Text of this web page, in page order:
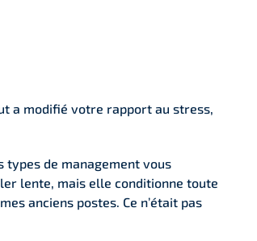
a modifié votre rapport au stress,
types de management vous
lente, mais elle conditionne toute
anciens postes. Ce n’était pas